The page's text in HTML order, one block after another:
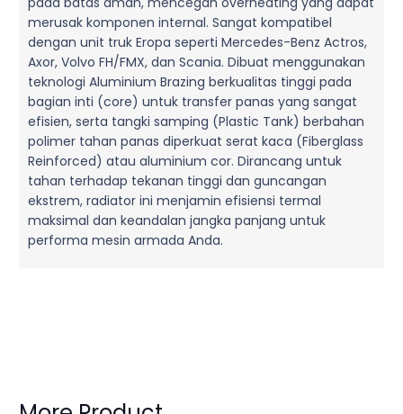
merusak komponen internal. Sangat kompatibel
dengan unit truk Eropa seperti Mercedes-Benz Actros,
Axor, Volvo FH/FMX, dan Scania. Dibuat menggunakan
teknologi Aluminium Brazing berkualitas tinggi pada
bagian inti (core) untuk transfer panas yang sangat
efisien, serta tangki samping (Plastic Tank) berbahan
polimer tahan panas diperkuat serat kaca (Fiberglass
Reinforced) atau aluminium cor. Dirancang untuk
tahan terhadap tekanan tinggi dan guncangan
ekstrem, radiator ini menjamin efisiensi termal
maksimal dan keandalan jangka panjang untuk
performa mesin armada Anda.